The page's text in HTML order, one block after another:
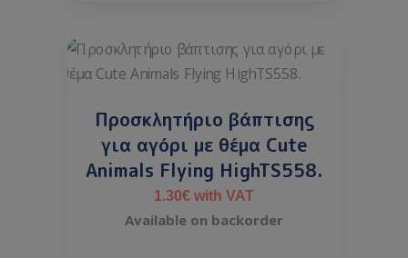
Προσκλητήριο βάπτισης
για αγόρι με θέμα Cute
Animals Flying HighTS558.
1.30€ with VAT
Available on backorder